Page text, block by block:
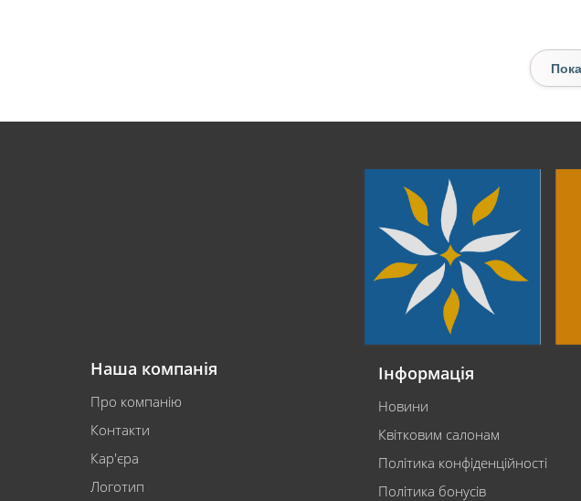
Наша компанія
Про компанію
Контакти
Кар'єра
Логотип
Інформація
Новини
Квітковим салонам
Політика конфіденційності
Політика бонусів